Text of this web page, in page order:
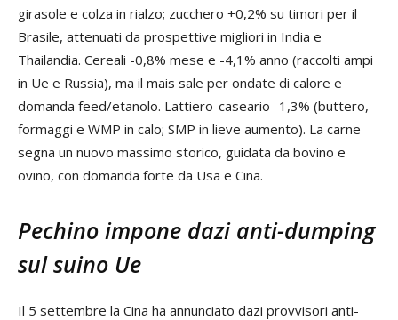
girasole e colza in rialzo; zucchero +0,2% su timori per il
Brasile, attenuati da prospettive migliori in India e
Thailandia. Cereali -0,8% mese e -4,1% anno (raccolti ampi
in Ue e Russia), ma il mais sale per ondate di calore e
domanda feed/etanolo. Lattiero-caseario -1,3% (buttero,
formaggi e WMP in calo; SMP in lieve aumento). La carne
segna un nuovo massimo storico, guidata da bovino e
ovino, con domanda forte da Usa e Cina.
Pechino impone dazi anti-dumping
sul suino Ue
Il 5 settembre la Cina ha annunciato dazi provvisori anti-